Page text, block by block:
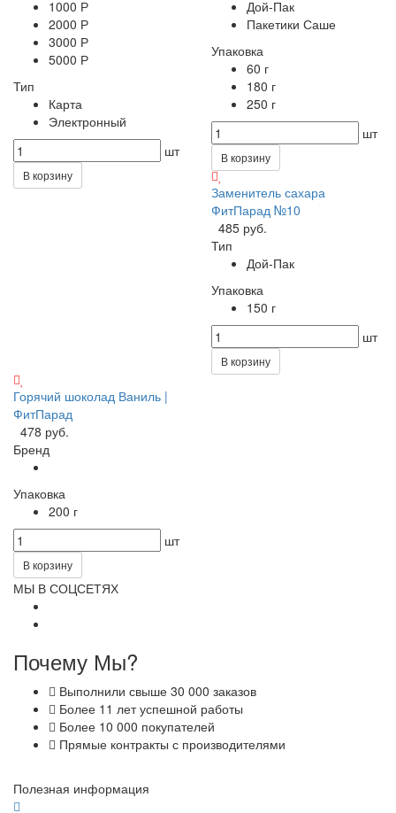
1000 Р
2000 Р
3000 Р
5000 Р
Тип
Карта
Электронный
шт
В корзину
Дой-Пак
Пакетики Саше
Упаковка
60 г
180 г
250 г
шт
В корзину
Заменитель сахара
ФитПарад №10
485 руб.
Тип
Дой-Пак
Упаковка
150 г
шт
В корзину
Горячий шоколад Ваниль |
ФитПарад
478 руб.
Бренд
Упаковка
200 г
шт
В корзину
МЫ В СОЦСЕТЯХ
Почему Мы?
Выполнили свыше 30 000 заказов
Более 11 лет успешной работы
Более 10 000 покупателей
Прямые контракты с производителями
Полезная информация